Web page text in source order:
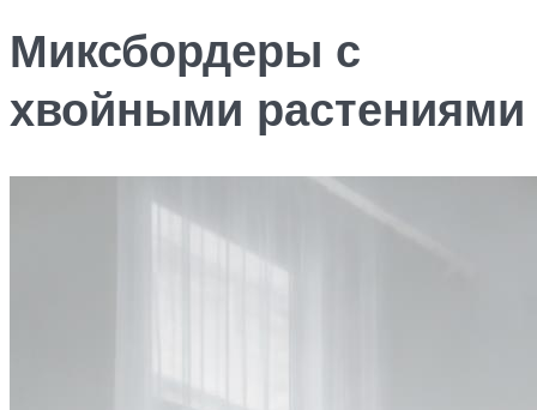
Миксбордеры с
хвойными растениями